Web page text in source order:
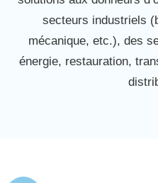
secteurs industriels
mécanique, etc.), des
énergie, restauration,